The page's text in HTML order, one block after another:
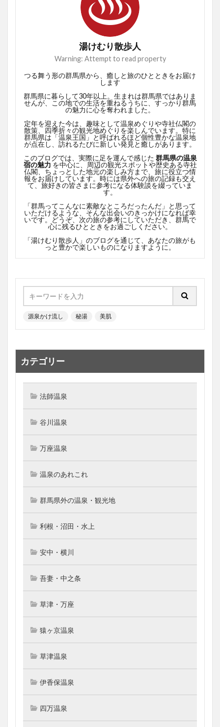
湯けむり散歩人
Warning: Attempt to read property
つる舞う形の群馬県から、癒しと旅のひとときをお届け
します
群馬県に暮らして30年以上。生まれは群馬県ではありま
せんが、この地での生活を重ねるうちに、すっかり群馬
の魅力に心を奪われました。
定年を迎えた今は、趣味として温泉めぐりや寺社仏閣の
散策、四季折々の観光地めぐりを楽しんでいます。特に
群馬県は「温泉王国」と呼ばれるほど個性豊かな温泉地
が点在し、訪れるたびに新しい発見と癒しがあります。
このブログでは、実際に足を運んで感じた 群馬県の温泉
宿の魅力 を中心に、周辺の観光スポットや歴史ある寺社
仏閣、ちょっとした地元の楽しみ方まで、旅に役立つ情
報をお届けしています。時には県外への旅の記録も交え
て、旅好きの皆さまに参考になる体験談を綴っていま
す。
「群馬ってこんなに素敵なところだったんだ」と思って
いただけるような、そんな出会いのきっかけになれば幸
いです。どうぞ、次の旅の参考にしていただき、群馬で
心に残るひとときをお過ごしください。
「湯けむり散歩人」のブログを通じて、あなたの旅がも
っと豊かで楽しいものになりますように。
源泉かけ流し 秘湯 美肌
カテゴリー
法師温泉
谷川温泉
万座温泉
温泉のあれこれ
群馬県外の温泉・観光地
利根・沼田・水上
安中・横川
吾妻・中之条
草津・万座
猿ヶ京温泉
草津温泉
伊香保温泉
四万温泉